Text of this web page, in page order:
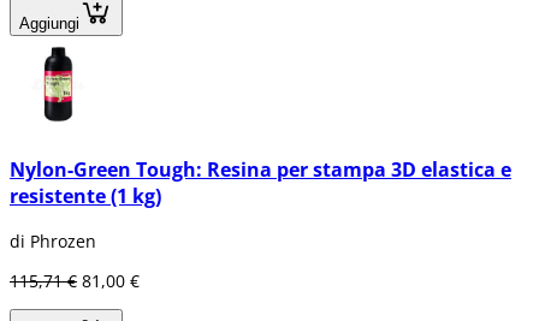
Aggiungi
Nylon-Green Tough: Resina per stampa 3D elastica e
resistente (1 kg)
di Phrozen
115,71 € 81,00 €